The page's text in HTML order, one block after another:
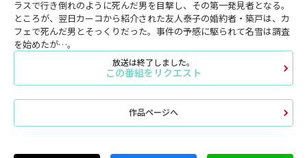
ラスで行き倒れのように死んだ男を目撃し、その第一発見者となる。
ところが、翌日カーコから紹介された友人泰子の婚約者・築戸は、カ
フェで死んだ男とそっくりだった。事件の予感に駆られて名雪は調査
を始めたが…。
放送は終了しました。
この番組をリクエスト
作品ページへ